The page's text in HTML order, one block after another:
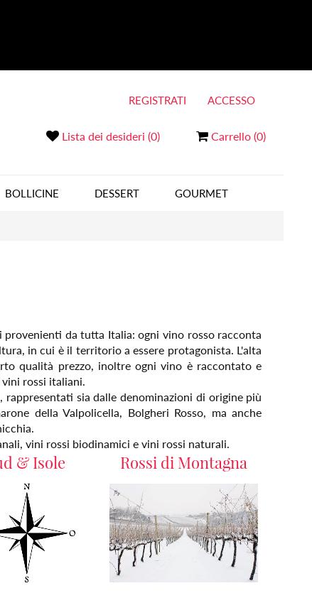
Lista dei desideri (0) Carrello (0)
REGISTRATI ACCESSO
BOLLICINE DESSERT GOURMET
da tutta Italia: ogni vino rosso racconta
in cui è il territorio a essere protagonista. L'alta
qualità prezzo, inoltre ogni vino è raccontato e
rossi italiani.
sia dalle denominazioni di origine più
della Valpolicella, Bolgheri Rosso, ma anche
vini rossi biodinamici e vini rossi naturali.
& Isole Rossi di Montagna